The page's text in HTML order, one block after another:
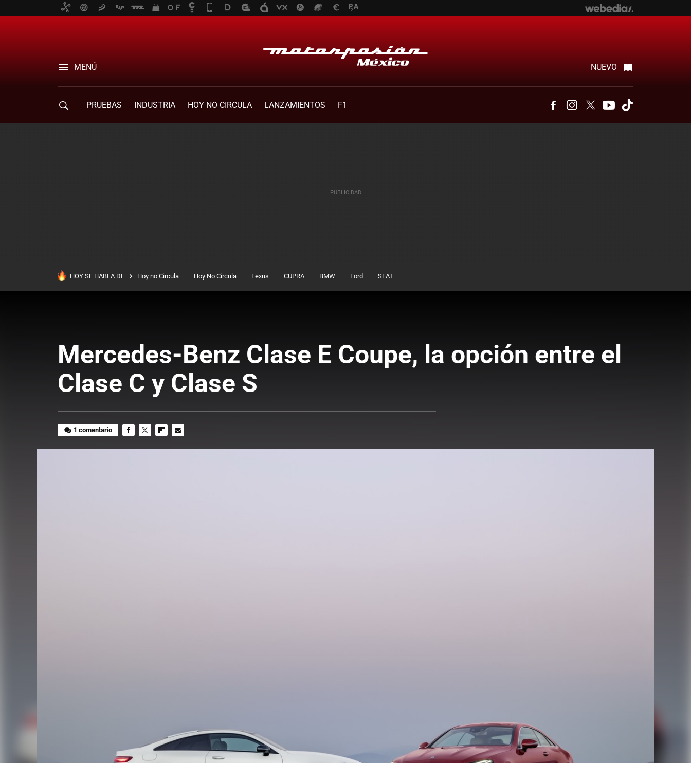
MENÚ NUEVO
PRUEBAS INDUSTRIA HOY NO CIRCULA LANZAMIENTOS F1 FacebookInstagram
Twitter Youtube
HOY SE HABLA DE Hoy no Circula Hoy No Circula Lexus CUPRA BMW Ford SEAT
Mercedes-Benz Clase E Coupe, la opción entre el
Clase C y Clase S
1 comentario